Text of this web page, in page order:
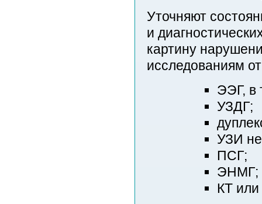
Уточняют
и
картину
исследованиям
ЭЭГ, в
УЗДГ;
УЗИ
ПСГ;
ЭНМГ;
КТ